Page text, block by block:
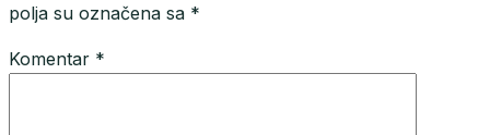
polja su označena sa *
Komentar *